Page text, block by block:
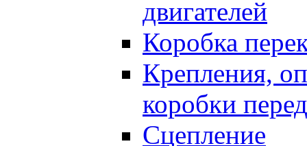
двигателей
Коробка
Крепления,
коробки
Сцепление